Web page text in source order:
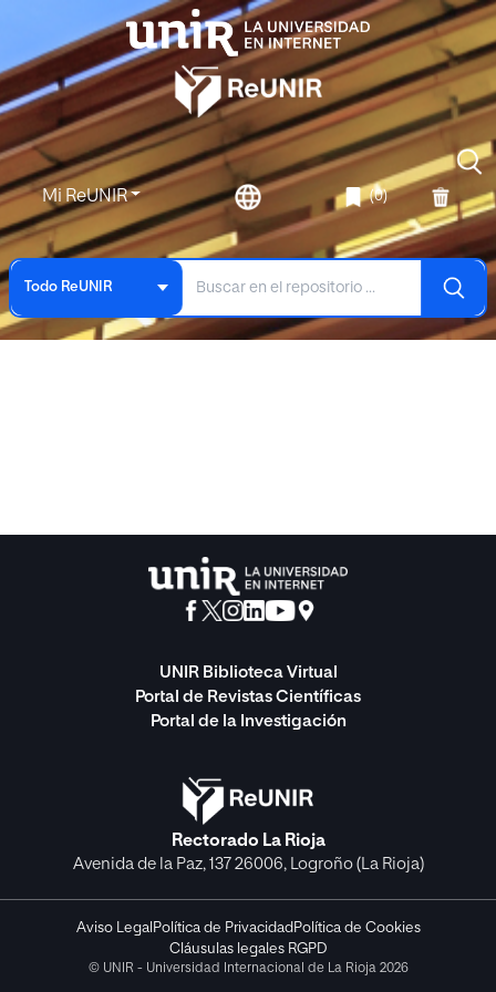
Mi ReUNIR (0)
Todo ReUNIR
UNIR Biblioteca Virtual
Portal de Revistas Científicas
Portal de la Investigación
Rectorado La Rioja
Avenida de la Paz, 137 26006, Logroño (La Rioja)
Aviso Legal Política de Privacidad Política de Cookies
Cláusulas legales RGPD
© UNIR - Universidad Internacional de La Rioja 2026